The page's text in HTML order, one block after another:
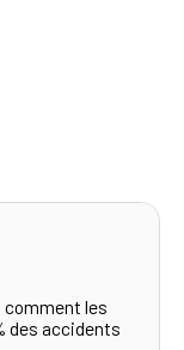
les
des accidents